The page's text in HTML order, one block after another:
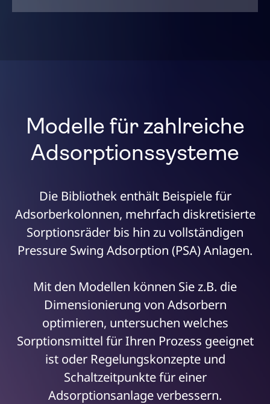
Modelle für zahlreiche
Adsorptionssysteme
Die Bibliothek enthält Beispiele für
Adsorberkolonnen, mehrfach diskretisierte
Sorptionsräder bis hin zu vollständigen
Pressure Swing Adsorption (PSA) Anlagen.
Mit den Modellen können Sie z.B. die
Dimensionierung von Adsorbern
optimieren, untersuchen welches
Sorptionsmittel für Ihren Prozess geeignet
ist oder Regelungskonzepte und
Schaltzeitpunkte für einer
Adsorptionsanlage verbessern.